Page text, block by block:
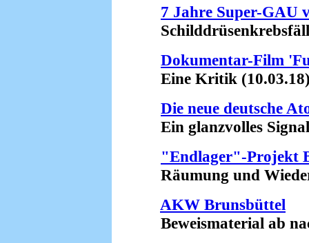
7 Jahre Super-GAU
Dokumentar-Film
Eine Kritik
Die neue deutsche
Ein glanzvolles Signal
"Endlager"-Projekt
Räumung und
AKW Brunsbüttel
Beweismaterial ab